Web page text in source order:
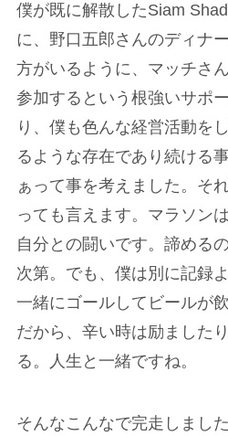
僕が既に解散したSiam
に、野口五郎さんのディナ
方がいるように、マッチさ
参加するという根強いサポ
り、僕も色んな経営活動を
るような存在であり続ける
ぁって事を考えました。そ
っても言えます。マラソン
自分との闘いです。諦める
次第。でも、僕は別に記録
一緒にゴールしてビールが
だから、辛い時は励ました
る。人生と一緒ですね。
そんなこんなで完走しまし